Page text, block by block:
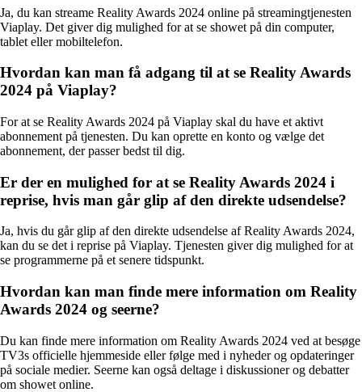
Ja, du kan streame Reality Awards 2024 online på streamingtjenesten
Viaplay. Det giver dig mulighed for at se showet på din computer,
tablet eller mobiltelefon.
Hvordan kan man få adgang til at se Reality Awards
2024 på Viaplay?
For at se Reality Awards 2024 på Viaplay skal du have et aktivt
abonnement på tjenesten. Du kan oprette en konto og vælge det
abonnement, der passer bedst til dig.
Er der en mulighed for at se Reality Awards 2024 i
reprise, hvis man går glip af den direkte udsendelse?
Ja, hvis du går glip af den direkte udsendelse af Reality Awards 2024,
kan du se det i reprise på Viaplay. Tjenesten giver dig mulighed for at
se programmerne på et senere tidspunkt.
Hvordan kan man finde mere information om Reality
Awards 2024 og seerne?
Du kan finde mere information om Reality Awards 2024 ved at besøge
TV3s officielle hjemmeside eller følge med i nyheder og opdateringer
på sociale medier. Seerne kan også deltage i diskussioner og debatter
om showet online.